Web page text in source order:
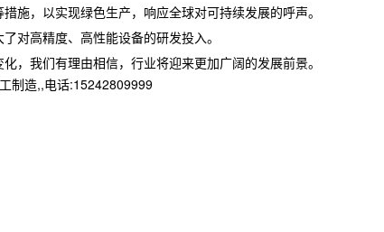
施，以实现绿色生产，响应全球对可持续发展的呼声。
对高精度、高性能设备的研发投入。
，我们有理由相信，行业将迎来更加广阔的发展前景。
制造,,电话:15242809999